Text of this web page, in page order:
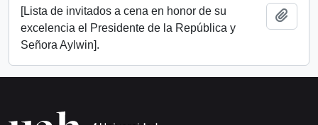
[Lista de invitados a cena en honor de su
excelencia el Presidente de la República y
Señora Aylwin].